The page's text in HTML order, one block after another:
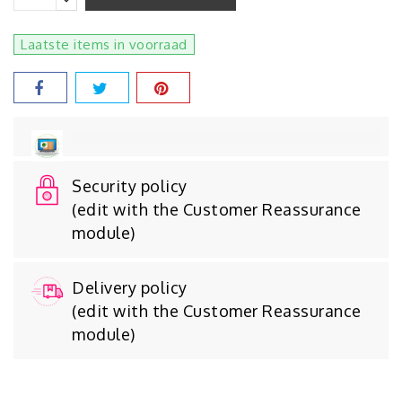
Laatste items in voorraad
Security policy
(edit with the Customer Reassurance
module)
Delivery policy
(edit with the Customer Reassurance
module)